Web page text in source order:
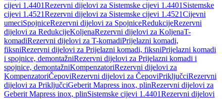
cijevi 1.4401Rezervni dijelovi za Sistemske cijevi 1.4401 Sistemske
cijevi 1.4521Rezervni dijelovi za Sistemske cijevi 1.4521Cijevni
umeciSpojniceRezervni dijelovi za SpojniceRedukcijeRezervni
dijelovi za RedukcijeKoljenaRezervni dijelovi za KoljenaT-
komadiRezervni dijelovi za T-komadiPrijelazni komadi,
fiksniRezervni dijelovi za Prijelazni komadi, fiksniPrijelazni komadi
i spojnice, demontažniRezervni dijelovi za Prijelazni komadi i
spojnice, demontažniKompenzatoriRezervni dijelovi za
KompenzatoriČepoviRezervni dijelovi za ČepoviPriključciRezervni
dijelovi za PriključciGeberit Mapress inox, plinRezervni dijelovi za
Geberit Mapress inox, plinSistemske cijevi 1.4401Rezervni dijelovi